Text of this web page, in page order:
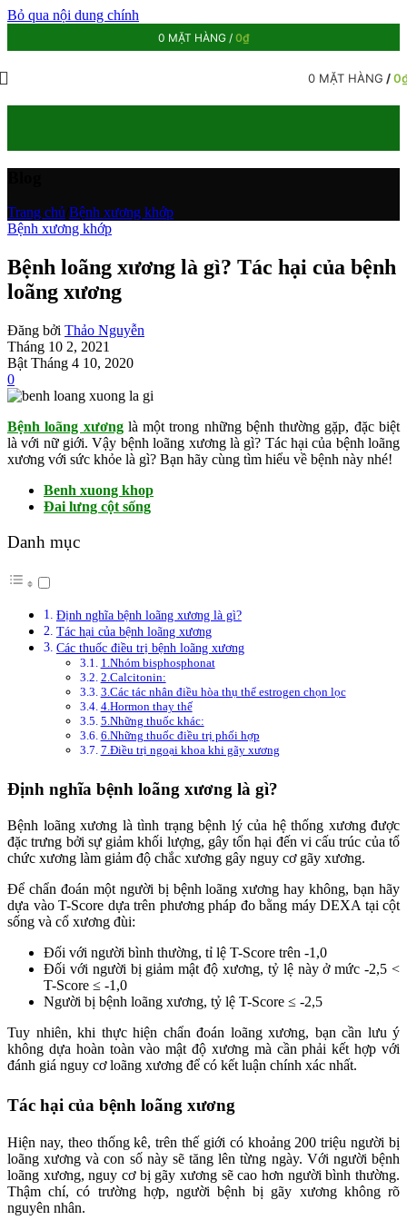
Bỏ qua nội dung chính
0 MẶT HÀNG / 0₫
0 MẶT HÀNG /0
Trang chủ Bệnh xương khớp
Bệnh xương khớp
Bệnh loãng xương là gì? Tác hại của bệnh
loãng xương
Đăng bởi Thảo Nguyễn
Tháng 10 2, 2021
Bật Tháng 4 10, 2020
0
Bệnh loãng xươnglà một trong những bệnh thường gặp, đặc biệt
là với nữ giới. Vậy bệnh loãng xương là gì? Tác hại của bệnh loãng
xương với sức khỏe là gì? Bạn hãy cùng tìm hiểu về bệnh này nhé!
Benh xuong khop
Đai lưng cột sống
Danh mục
Định nghĩa bệnh loãng xương là gì?
Tác hại của bệnh loãng xương
Các thuốc điều trị bệnh loãng xương
1.Nhóm bisphosphonat
2.Calcitonin:
3.Các tác nhân điều hòa thụ thể estrogen chọn lọc
4.Hormon thay thế
5.Những thuốc khác:
6.Những thuốc điều trị phối hợp
7.Điều trị ngoại khoa khi gãy xương
Định nghĩa bệnh loãng xương là gì?
Bệnh loãng xương là tình trạng bệnh lý của hệ thống xương được
đặc trưng bởi sự giảm khối lượng, gây tổn hại đến vi cấu trúc của tổ
chức xương làm giảm độ chắc xương gây nguy cơ gãy xương.
Để chẩn đoán một người bị bệnh loãng xương hay không, bạn hãy
dựa vào T-Score dựa trên phương pháp đo bằng máy DEXA tại cột
sống và cổ xương đùi:
Đối với người bình thường, tỉ lệ T-Score trên -1,0
Đối với người bị giảm mật độ xương, tỷ lệ này ở mức -2,5 <
T-Score ≤ -1,0
Người bị bệnh loãng xương, tỷ lệ T-Score ≤ -2,5
Tuy nhiên, khi thực hiện chẩn đoán loãng xương, bạn cần lưu ý
không dựa hoàn toàn vào mật độ xương mà cần phải kết hợp với
đánh giá nguy cơ loãng xương để có kết luận chính xác nhất.
Tác hại của bệnh loãng xương
Hiện nay, theo thống kê, trên thế giới có khoảng 200 triệu người bị
loãng xương và con số này sẽ tăng lên từng ngày. Với người bệnh
loãng xương, nguy cơ bị gãy xương sẽ cao hơn người bình thường.
Thậm chí, có trường hợp, người bệnh bị gãy xương không rõ
nguyên nhân.